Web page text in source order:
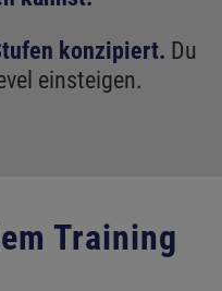
konzipiert. Du
einsteigen.
Training